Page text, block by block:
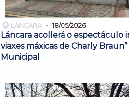
LÁNCARA 18/05/2026
Láncara acollerá o espectáculo
viaxes máxicas de Charly
Municipal